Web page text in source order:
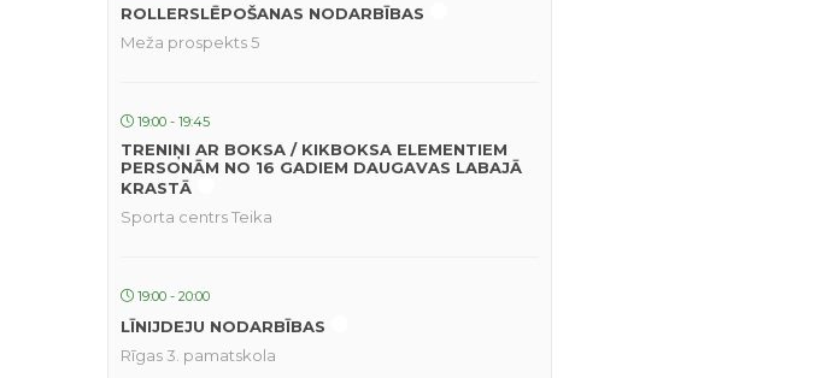
ROLLERSLĒPOŠANAS NODARBĪBAS
Meža prospekts 5
19:00 - 19:45
TRENIŅI AR BOKSA / KIKBOKSA ELEMENTIEM
PERSONĀM NO 16 GADIEM DAUGAVAS LABAJĀ
KRASTĀ
Sporta centrs Teika
19:00 - 20:00
LĪNIJDEJU NODARBĪBAS
Rīgas 3. pamatskola